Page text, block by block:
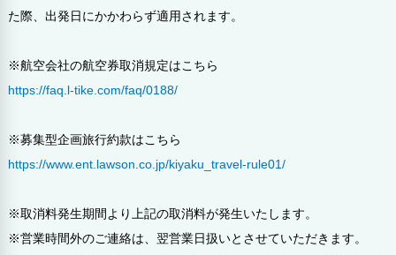
た際、出発日にかかわらず適用されます。
※航空会社の航空券取消規定はこちら
https://faq.l-tike.com/faq/0188/
※募集型企画旅行約款はこちら
https://www.ent.lawson.co.jp/kiyaku_travel-rule01/
※取消料発生期間より上記の取消料が発生いたします。
※営業時間外のご連絡は、翌営業日扱いとさせていただきます。